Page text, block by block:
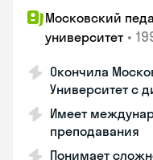
Московский
университет •
Окончила
Университет с
Имеет
преподавания
Понимает